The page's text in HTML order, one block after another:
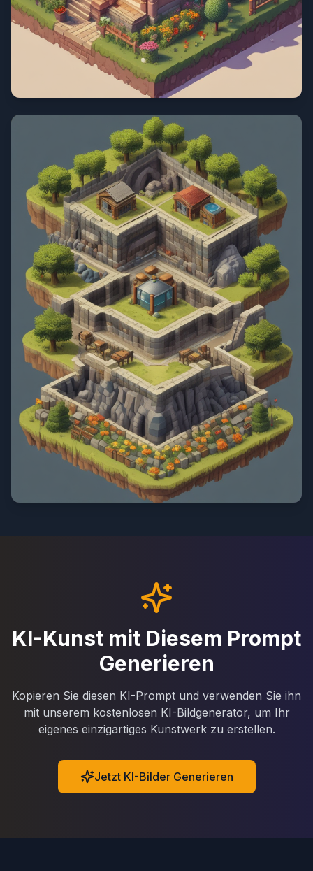
KI-Kunst mit Diesem Prompt
Generieren
Kopieren Sie diesen KI-Prompt und verwenden Sie ihn
mit unserem kostenlosen KI-Bildgenerator, um Ihr
eigenes einzigartiges Kunstwerk zu erstellen.
Jetzt KI-Bilder Generieren